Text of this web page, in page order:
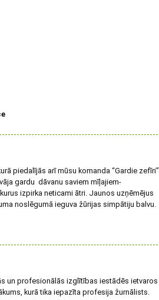
piedalījās arī mūsu komanda “Gardie zefīri”
gardu dāvanu saviem mīļajiem-
izpirka neticami ātri. Jaunos uzņēmējus
noslēgumā ieguva žūrijas simpātiju balvu.
un profesionālās izglītības iestādēs ietvaros
kurā tika iepazīta profesija žurnālists.